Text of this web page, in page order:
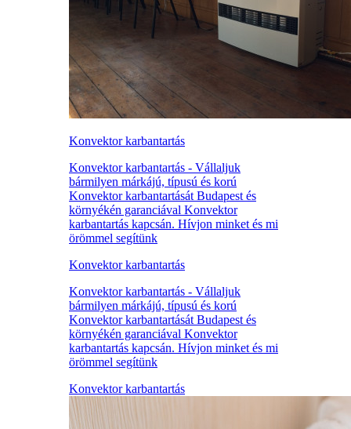
Konvektor karbantartás
Konvektor karbantartás - Vállaljuk
bármilyen márkájú, típusú és korú
Konvektor karbantartását Budapest és
környékén garanciával Konvektor
karbantartás kapcsán. Hívjon minket és mi
örömmel segítünk
Konvektor karbantartás
Konvektor karbantartás - Vállaljuk
bármilyen márkájú, típusú és korú
Konvektor karbantartását Budapest és
környékén garanciával Konvektor
karbantartás kapcsán. Hívjon minket és mi
örömmel segítünk
Konvektor karbantartás